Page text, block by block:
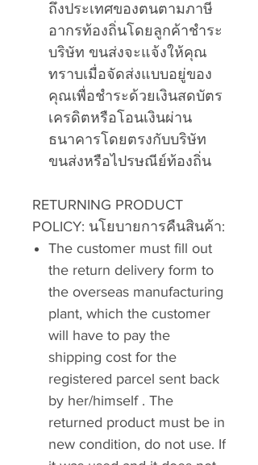
ถึงประเทศของตนตามภาษี
อากรท้องถิ่นโดยลูกค้าชำระ
บริษัท ขนส่งจะแจ้งให้คุณ
ทราบเมื่อจัดส่งแบบอยู่ของ
คุณเพื่อชำระด้วยเงินสดบัตร
เครดิตหรือโอนเงินผ่าน
ธนาคารโดยตรงกับบริษัท
ขนส่งหรือไปรษณีย์ท้องถิ่น
RETURNING PRODUCT
POLICY: นโยบายการคืนสินค้า:
The customer must fill out
the return delivery form to
the overseas manufacturing
plant, which the customer
will have to pay the
shipping cost for the
registered parcel sent back
by her/himself . The
returned product must be in
new condition, do not use. If